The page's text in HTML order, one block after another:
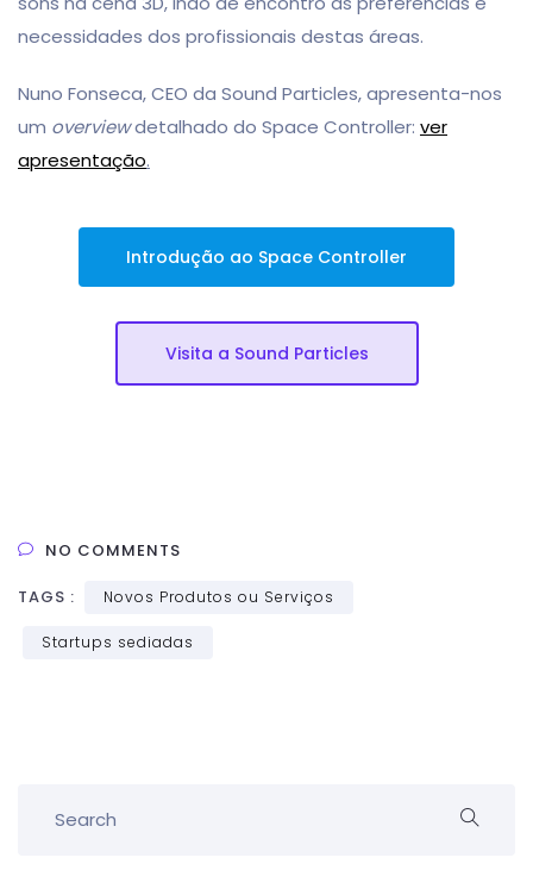
necessidades dos profissionais destas áreas.
Nuno Fonseca, CEO da Sound Particles, apresenta-nos
um overviewdetalhado do Space Controller: ver
apresentação.
Introdução ao Space Controller
Visita a Sound Particles
NO COMMENTS
TAGS : Novos Produtos ou Serviços
Startups sediadas